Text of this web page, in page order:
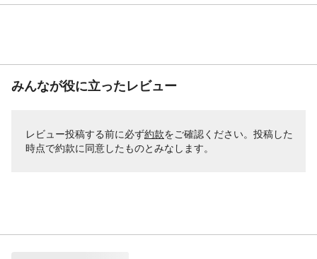
みんなが役に立ったレビュー
レビュー投稿する前に必ず約款をご確認ください。投稿した
時点で約款に同意したものとみなします。